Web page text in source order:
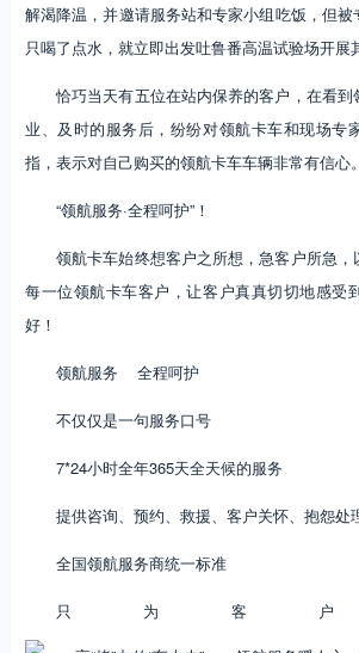
解渴降温，并邀请服务站和专家小组吃饭，但被
只喝了点水，就立即出发吐鲁番高温试验场开展
恰巧当天有五位在站内保养的客户，在看
业、及时的服务后，纷纷对领航卡车和现场专
指，表示对自己购买的领航卡车车辆非常有信心。
“领航服务·全程呵护”！
领航卡车始终想客户之所想，急客户所急
每一位领航卡车客户，让客户真真切切地感受
好！
领航服务 全程呵护
不仅仅是一句服务口号
7*24小时全年365天全天候的服务
提供咨询、预约、救援、客户关怀、抱怨处
全国领航服务商统一标准
只为客